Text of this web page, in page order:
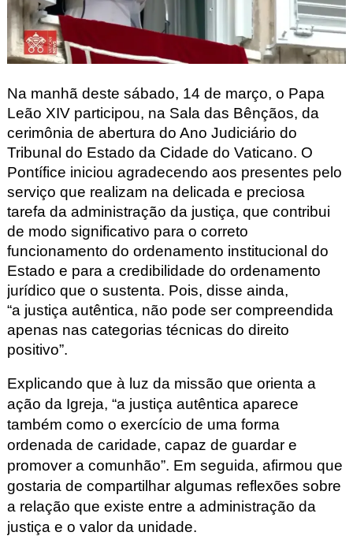
Na manhã deste sábado, 14 de março, o Papa
Leão XIV participou, na Sala das Bênçãos, da
cerimônia de abertura do Ano Judiciário do
Tribunal do Estado da Cidade do Vaticano. O
Pontífice iniciou agradecendo aos presentes pelo
serviço que realizam na delicada e preciosa
tarefa da administração da justiça, que contribui
de modo significativo para o correto
funcionamento do ordenamento institucional do
Estado e para a credibilidade do ordenamento
jurídico que o sustenta. Pois, disse ainda,
“a justiça autêntica, não pode ser compreendida
apenas nas categorias técnicas do direito
positivo”.
Explicando que à luz da missão que orienta a
ação da Igreja, “a justiça autêntica aparece
também como o exercício de uma forma
ordenada de caridade, capaz de guardar e
promover a comunhão”. Em seguida, afirmou que
gostaria de compartilhar algumas reflexões sobre
a relação que existe entre a administração da
justiça e o valor da unidade.